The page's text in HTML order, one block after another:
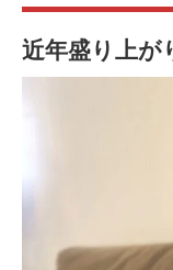
近年盛り上が